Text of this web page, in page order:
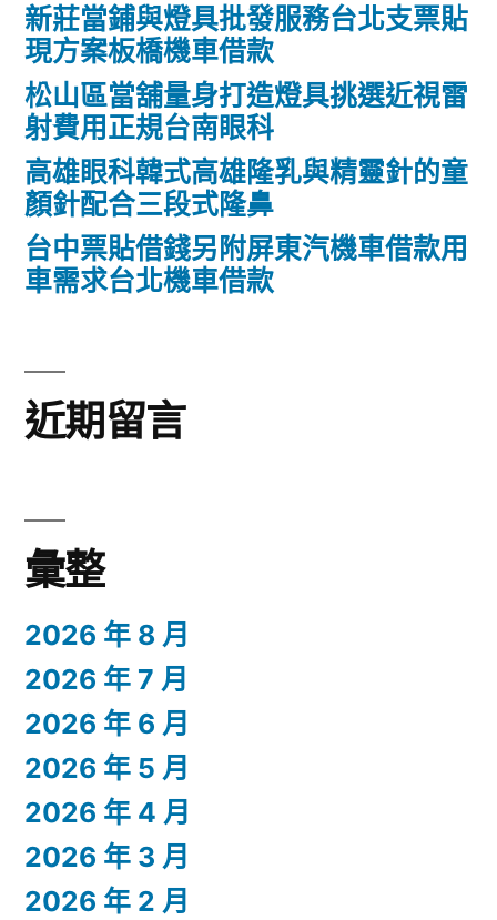
新莊當鋪與燈具批發服務台北支票貼
現方案板橋機車借款
松山區當舖量身打造燈具挑選近視雷
射費用正規台南眼科
高雄眼科韓式高雄隆乳與精靈針的童
顏針配合三段式隆鼻
台中票貼借錢另附屏東汽機車借款用
車需求台北機車借款
近期留言
彙整
2026 年 8 月
2026 年 7 月
2026 年 6 月
2026 年 5 月
2026 年 4 月
2026 年 3 月
2026 年 2 月